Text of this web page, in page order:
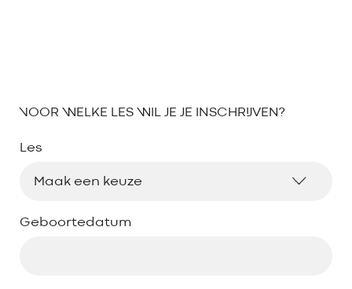
VOOR WELKE LES WIL JE JE INSCHRIJVEN?
Les
Geboortedatum